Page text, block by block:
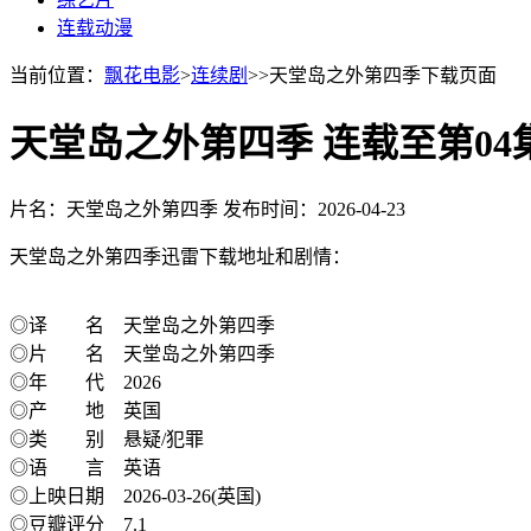
连载动漫
当前位置： 飘花电影>连续剧 >>天堂岛之外第四季下载页面
天堂岛之外第四季 连载至第04
片名：天堂岛之外第四季 发布时间：2026-04-23
天堂岛之外第四季迅雷下载地址和剧情：
◎译 名 天堂岛之外第四季
◎片 名 天堂岛之外第四季
◎年 代 2026
◎产 地 英国
◎类 别 悬疑/犯罪
◎语 言 英语
◎上映日期 2026-03-26(英国)
◎豆瓣评分 7.1